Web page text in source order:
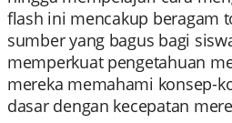
flash ini mencakup beragam
sumber yang bagus bagi
memperkuat pengetahuan
mereka memahami konsep-
dasar dengan kecepatan